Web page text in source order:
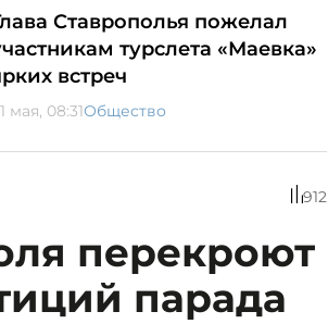
Ставрополья пожелал
турслета «Маевка»
встреч
мая, 08:31Общество
912
перекроют
парада